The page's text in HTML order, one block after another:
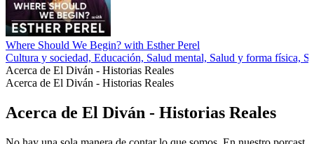
Where Should We Begin? with Esther Perel
Cultura y sociedad, Educación, Salud mental, Salud y forma física,
Acerca de El Diván - Historias Reales
Acerca de El Diván - Historias Reales
Acerca de El Diván - Historias Reales